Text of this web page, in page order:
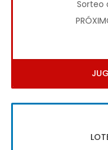
Sorteo